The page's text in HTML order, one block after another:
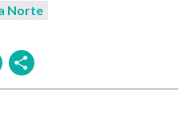
Norte
WhatsApp